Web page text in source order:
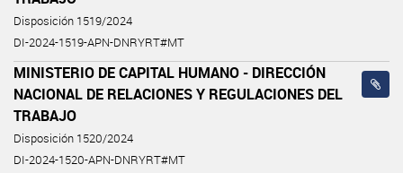
Disposición 1519/2024
DI-2024-1519-APN-DNRYRT#MT
MINISTERIO DE CAPITAL HUMANO - DIRECCIÓN
NACIONAL DE RELACIONES Y REGULACIONES DEL
TRABAJO
Disposición 1520/2024
DI-2024-1520-APN-DNRYRT#MT